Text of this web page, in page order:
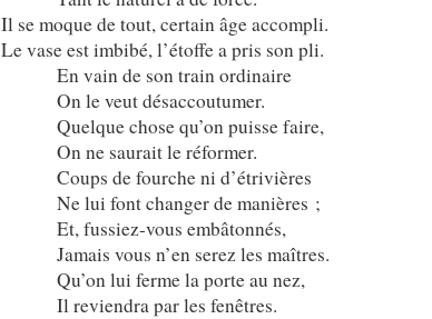
Il se moque de tout, certain âge accompli.
Le vase est imbibé, l’étoffe a pris son pli.
En vain de son train ordinaire
On le veut désaccoutumer.
Quelque chose qu’on puisse faire,
On ne saurait le réformer.
Coups de fourche ni d’étrivières
Ne lui font changer de manières ;
Et, fussiez-vous embâtonnés,
Jamais vous n’en serez les maîtres.
Qu’on lui ferme la porte au nez,
Il reviendra par les fenêtres.